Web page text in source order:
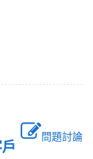
問題討論